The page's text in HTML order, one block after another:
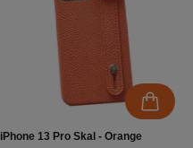
iPhone 13 Pro Skal - Orange